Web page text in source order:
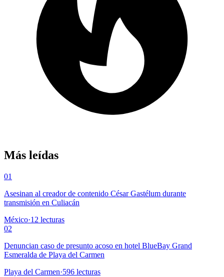
Más leídas
01
Asesinan al creador de contenido César Gastélum durante
transmisión en Culiacán
México·12 lecturas
02
Denuncian caso de presunto acoso en hotel BlueBay Grand
Esmeralda de Playa del Carmen
Playa del Carmen·596 lecturas